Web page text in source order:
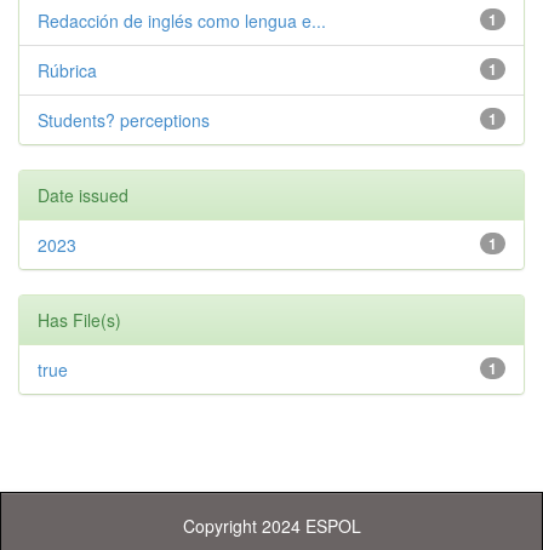
1
Redacción de inglés como lengua e...
1
Rúbrica
1
Students? perceptions
Date issued
1
2023
Has File(s)
1
true
Copyright 2024 ESPOL